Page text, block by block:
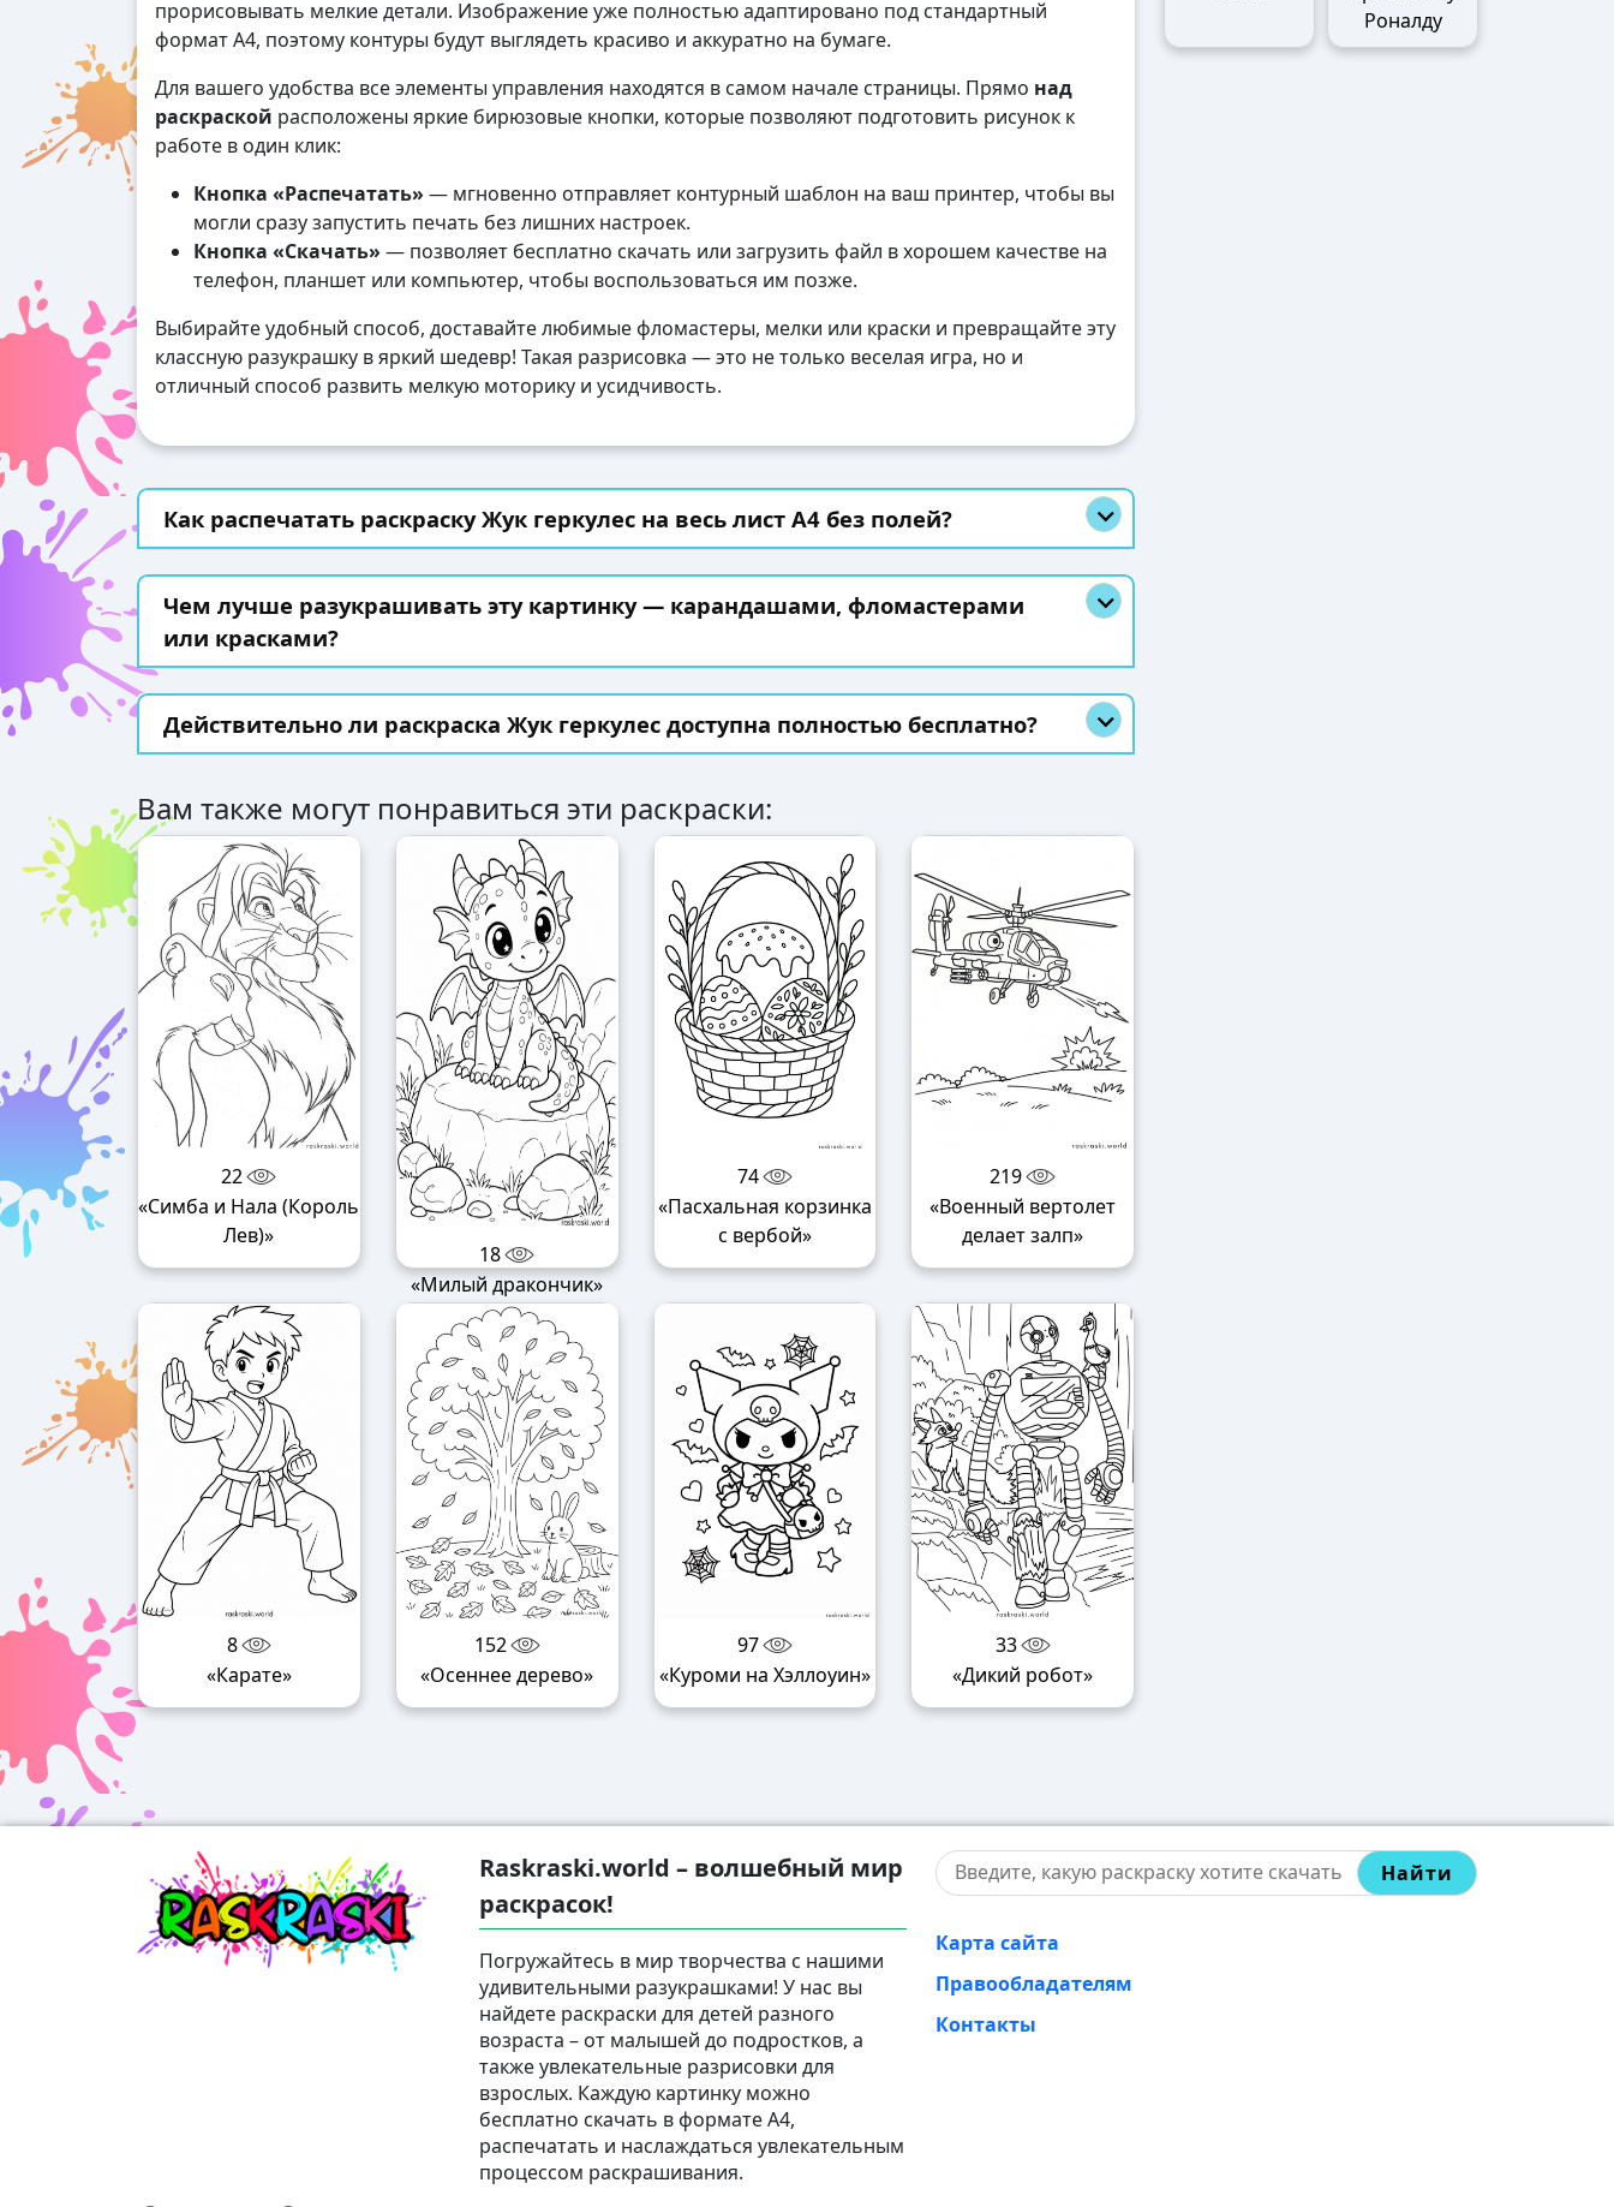
прорисовывать мелкие детали. Изображение уже полностью адаптировано под стандартный
формат А4, поэтому контуры будут выглядеть красиво и аккуратно на бумаге.
Для вашего удобства все элементы управления находятся в самом начале страницы. Прямо над
раскраской расположены яркие бирюзовые кнопки, которые позволяют подготовить рисунок к
работе в один клик:
Кнопка «Распечатать» — мгновенно отправляет контурный шаблон на ваш принтер, чтобы вы
могли сразу запустить печать без лишних настроек.
Кнопка «Скачать» — позволяет бесплатно скачать или загрузить файл в хорошем качестве на
телефон, планшет или компьютер, чтобы воспользоваться им позже.
Выбирайте удобный способ, доставайте любимые фломастеры, мелки или краски и превращайте эту
классную разукрашку в яркий шедевр! Такая разрисовка — это не только веселая игра, но и
отличный способ развить мелкую моторику и усидчивость.
Как распечатать раскраску Жук геркулес на весь лист А4 без полей?
Чем лучше разукрашивать эту картинку — карандашами, фломастерами
или красками?
Действительно ли раскраска Жук геркулес доступна полностью бесплатно?
Вам также могут понравиться эти раскраски:
22
«Симба и Нала (Король
Лев)»
18
«Милый дракончик»
74
«Пасхальная корзинка
с вербой»
219
«Военный вертолет
делает залп»
8
«Карате»
152
«Осеннее дерево»
97
«Куроми на Хэллоуин»
33
«Дикий робот»
Роналду
Raskraski.world – волшебный мир
раскрасок!
Погружайтесь в мир творчества с нашими
удивительными разукрашками! У нас вы
найдете раскраски для детей разного
возраста – от малышей до подростков, а
также увлекательные разрисовки для
взрослых. Каждую картинку можно
бесплатно скачать в формате A4,
распечатать и наслаждаться увлекательным
процессом раскрашивания.
Найти
Карта сайта
Правообладателям
Контакты